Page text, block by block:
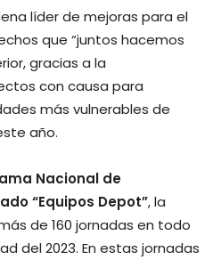
líder de mejoras para el
que “juntos hacemos
gracias a la
con causa para
más vulnerables de
año.
Nacional de
“Equipos Depot”, la
de 160 jornadas en todo
del 2023. En estas jornadas